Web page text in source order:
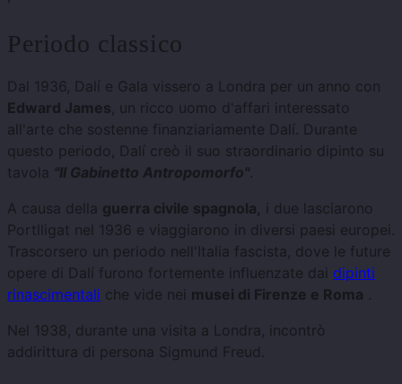
Periodo classico
Dal 1936, Dalí e Gala vissero a Londra per un anno con
Edward James , un ricco uomo d'affari interessato
all'arte che sostenne finanziariamente Dalí. Durante
questo periodo, Dalí creò il suo straordinario dipinto su
tavola "Il Gabinetto Antropomorfo".
A causa della guerra civile spagnola,
i due lasciarono
Portlligat nel 1936 e viaggiarono in diversi paesi europei.
Trascorsero un periodo nell'Italia fascista, dove le future
opere di Dalí furono fortemente influenzate dai dipinti
rinascimentali che vide nei musei di Firenze e Roma .
Nel 1938, durante una visita a Londra, incontrò
addirittura di persona Sigmund Freud.